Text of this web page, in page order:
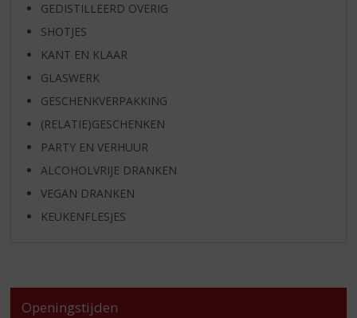
GEDISTILLEERD OVERIG
SHOTJES
KANT EN KLAAR
GLASWERK
GESCHENKVERPAKKING
(RELATIE)GESCHENKEN
PARTY EN VERHUUR
ALCOHOLVRIJE DRANKEN
VEGAN DRANKEN
KEUKENFLESJES
Openingstijden